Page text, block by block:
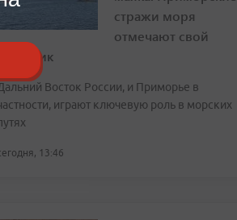
стражи моря
отмечают свой
праздник
Восток России, и Приморье в
играют ключевую роль в морских
13:46